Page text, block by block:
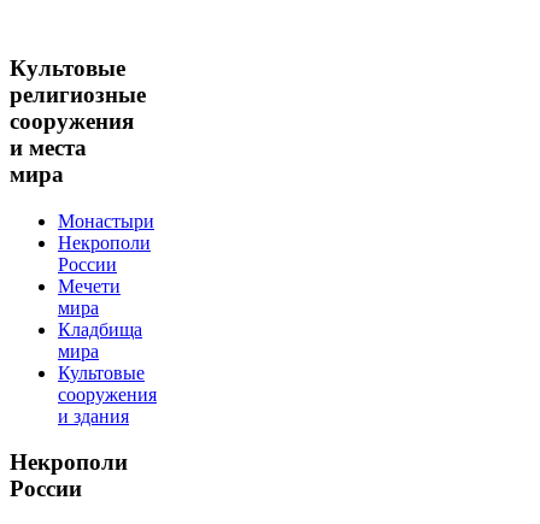
Культовые
религиозные
сооружения
и места
мира
Монастыри
Некрополи
России
Мечети
мира
Кладбища
мира
Культовые
сооружения
и здания
Некрополи
России